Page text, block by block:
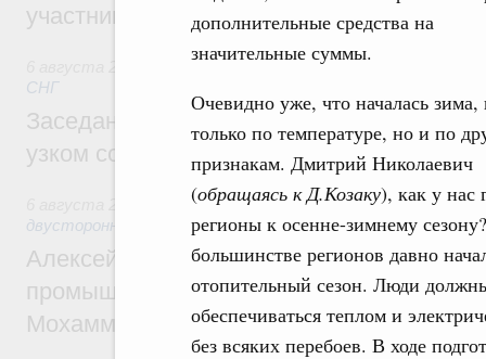
дополнительные средства на
значительные суммы.
Очевидно уже, что началась зима,
только по температуре, но и по
признакам. Дмитрий Николаевич
(обращаясь к Д.Козаку), как у нас
регионы к осенне-зимнему
большинстве регионов давно
отопительный сезон. Люди
обеспечиваться теплом и
без всяких перебоев. В ходе
участников проекта «Кольцо открытий»
Евразийский экономический союз.
СНГ
Заседание Евразийского
узком составе
Экономические отношения с
двусторонней основе
Алексей Оверчук провёл рабочую
промышленности, недропользования и
Мохаммадом Атабаком